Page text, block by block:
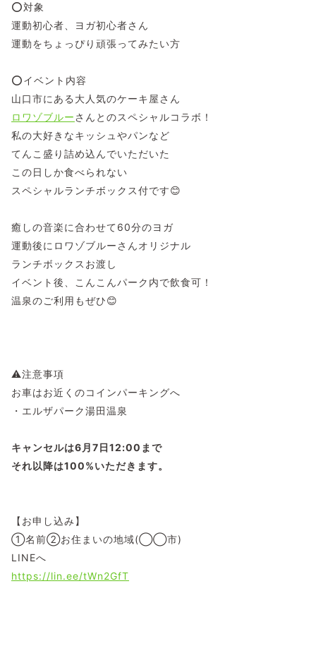
⭕対象
運動初心者、ヨガ初心者さん
運動をちょっぴり頑張ってみたい方
⭕イベント内容
山口市にある大人気のケーキ屋さん
ロワゾブルー さんとのスペシャルコラボ！
私の大好きなキッシュやパンなど
てんこ盛り詰め込んでいただいた
この日しか食べられない
スペシャルランチボックス付です😊
癒しの音楽に合わせて60分のヨガ
運動後にロワゾブルーさんオリジナル
ランチボックスお渡し
イベント後、こんこんパーク内で飲食可！
温泉のご利用もぜひ😊
⚠️注意事項
お車はお近くのコインパーキングへ
・エルザパーク湯田温泉
キャンセルは6月7日12:00まで
それ以降は100%いただきます。
【お申し込み】
①名前②お住まいの地域(◯◯市)
LINEへ
https://lin.ee/tWn2GfT